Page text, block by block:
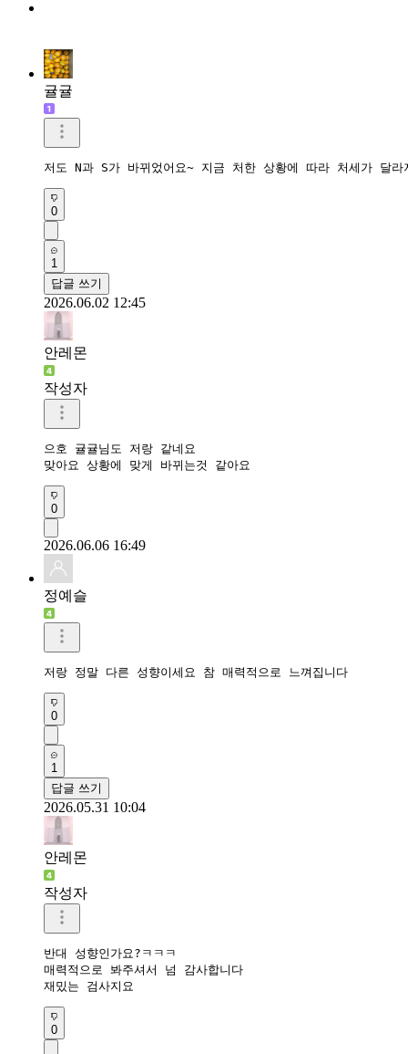
귤귤
저도 N과 S가 바뀌었어요~ 지금 처한 상황에 따라 처세가 달
0
1
답글 쓰기
2026.06.02 12:45
안레몬
작성자
으호 귤귤님도 저랑 같네요
맞아요 상황에 맞게 바뀌는것 같아요
0
2026.06.06 16:49
정예슬
저랑 정말 다른 성향이세요 참 매력적으로 느껴집니다
0
1
답글 쓰기
2026.05.31 10:04
안레몬
작성자
반대 성향인가요?ㅋㅋㅋ
매력적으로 봐주셔서 넘 감사합니다
재밌는 검사지요
0